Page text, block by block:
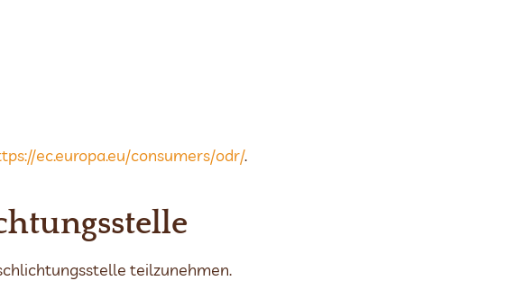
ec.europa.eu/consumers/odr/.
teilzunehmen.